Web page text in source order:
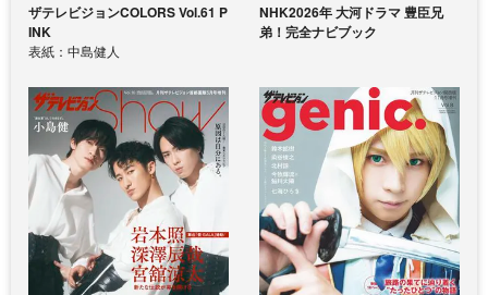
ザテレビジョンCOLORS Vol.61 P
INK
表紙：中島健人
NHK2026年 大河ドラマ 豊臣兄
弟！完全ナビブック